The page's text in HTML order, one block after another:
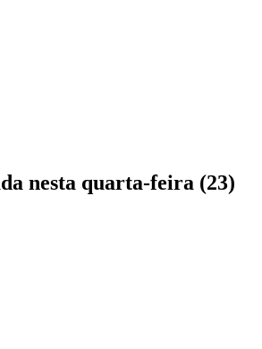
nesta quarta-feira (23)